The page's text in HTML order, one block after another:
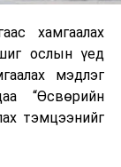
хамгаалах
ослын үед
мэдлэг
“Өсвөрийн
тэмцээнийг